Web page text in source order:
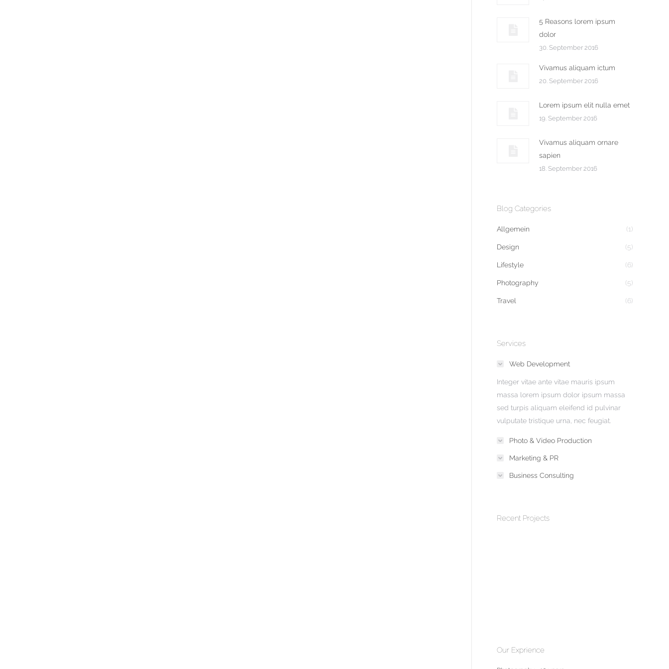
5 Reasons lorem ipsum
dolor
30. September 2016
Vivamus aliquam ictum
20. September 2016
Lorem ipsum elit nulla emet
19. September 2016
Vivamus aliquam ornare
sapien
18. September 2016
Blog Categories
Allgemein (1)
Design (5)
Lifestyle (6)
Photography (5)
Travel (6)
Services
Web Development
Integer vitae ante vitae mauris ipsum
massa lorem ipsum dolor ipsum massa
sed turpis aliquam eleifend id pulvinar
vulputate tristique urna, nec feugiat.
Photo & Video Production
Marketing & PR
Business Consulting
Recent Projects
Our Exprience